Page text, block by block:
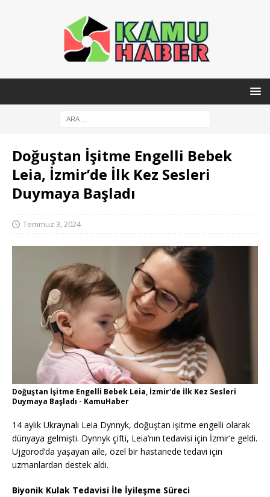
Doğuştan İşitme Engelli Bebek
Leia, İzmir’de İlk Kez Sesleri
Duymaya Başladı
Temmuz 3, 2024
Doğuştan İşitme Engelli Bebek Leia, İzmir'de İlk Kez Sesleri
Duymaya Başladı - KamuHaber
14 aylık Ukraynalı Leia Dynnyk, doğuştan işitme engelli olarak
dünyaya gelmişti. Dynnyk çifti, Leia’nın tedavisi için İzmir’e geldi.
Ujgorod’da yaşayan aile, özel bir hastanede tedavi için
uzmanlardan destek aldı.
Biyonik Kulak Tedavisi İle İyileşme Süreci